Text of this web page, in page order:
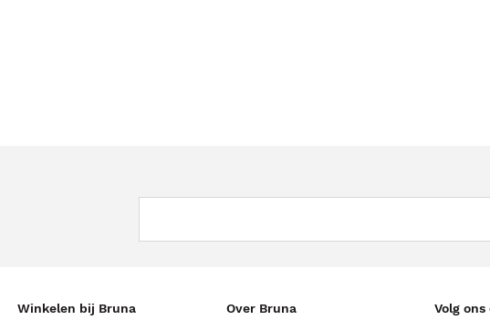
Winkelen bij Bruna Over Bruna Volg ons